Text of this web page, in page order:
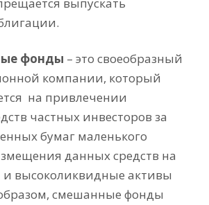
фонды – это своеобразный
компании, который
на привлечении
частных инвесторов за
бумаг маленького
данных средств на
и высоколиквидные активы
смешанные фонды